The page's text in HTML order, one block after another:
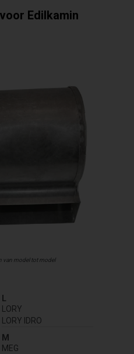
Edilkamin
van model tot model
L
LORY
LORY IDRO
M
MEG